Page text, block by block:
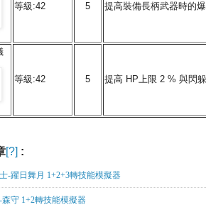
等級:42 5 提高裝備長柄武器時的
等級:42 5 提高 HP上限 2 % 與閃
[?] :
-躍日舞月 1+2+3轉技能模擬器
森守 1+2轉技能模擬器